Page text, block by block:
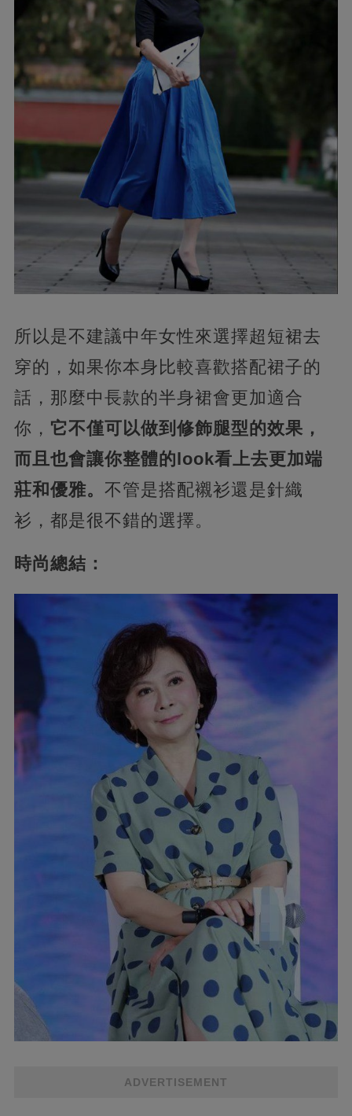
所以是不建議中年女性來選擇超短裙去
穿的，如果你本身比較喜歡搭配裙子的
話，那麼中長款的半身裙會更加適合
你， 它不僅可以做到修飾腿型的效果，
而且也會讓你整體的look看上去更加端
莊和優雅。 不管是搭配襯衫還是針織
衫，都是很不錯的選擇。
時尚總結：
ADVERTISEMENT